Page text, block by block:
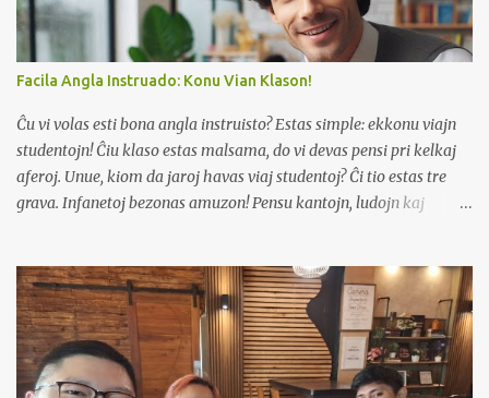
Facila Angla Instruado: Konu Vian Klason!
Ĉu vi volas esti bona angla instruisto? Estas simple: ekkonu viajn
studentojn! Ĉiu klaso estas malsama, do vi devas pensi pri kelkaj
aferoj. Unue, kiom da jaroj havas viaj studentoj? Ĉi tio estas tre
grava. Infanetoj bezonas amuzon! Pensu kantojn, ludojn kaj
Eble parolu pri muziko, filmoj aŭ interreto. Plenkreskuloj ofte
bezonas la anglan por laboro aŭ vojaĝo. Ili volas lerni utilajn
frazojn kaj gramatikon. Due, kian nivelon estas viaj studentoj? Ĉu
ili estas novaj al la angla? Aŭ ĉu ili jam povas iom paroli?
Komencantoj devas lerni simplajn vortojn kaj frazojn. Ne estu tro